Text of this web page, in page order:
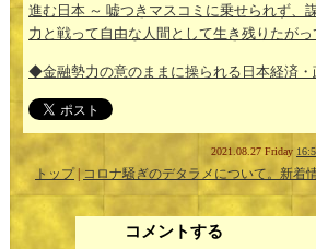
進む日本 ～ 嘘つきマスコミに乗せられず、
力と戦って自由な人間として生き残りたが
◆金融勢力の意のままに操られる日本経済・
2021.08.27 Friday
トップ| コロナ騒ぎのデタラメについて。新着
コメントする